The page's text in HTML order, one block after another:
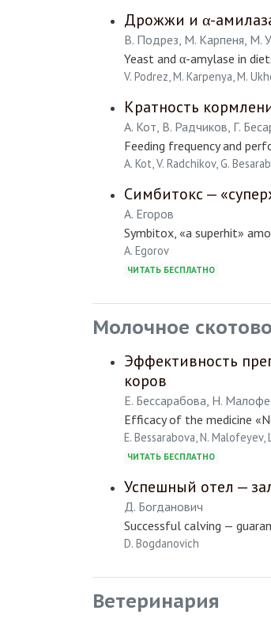
Дрожжи и α-
В. Подрез, М. Карпеня, М.
Yeast and α-amylase in
V. Podrez, M. Karpenya, M.
Кратность
А. Кот, В. Радчиков, Г.
Feeding frequency and
A. Kot, V. Radchikov, G.
Симбитокс —
А. Егоров
Symbitox, «a superhit»
A. Egorov
ЧИТАТЬ БЕСПЛАТНО
Молочное
Эффективность
коров
Е. Бессарабова, Н.
Efficacy of the medicine
E. Bessarabova, N. Malofeyev,
ЧИТАТЬ БЕСПЛАТНО
Успешный отел —
Д. Богданович
Successful calving —
D. Bogdanovich
Ветеринария